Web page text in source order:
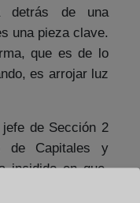
detrás de una
una pieza clave.
que es de lo
es arrojar luz
de Sección 2
de Capitales y
incidido en que,